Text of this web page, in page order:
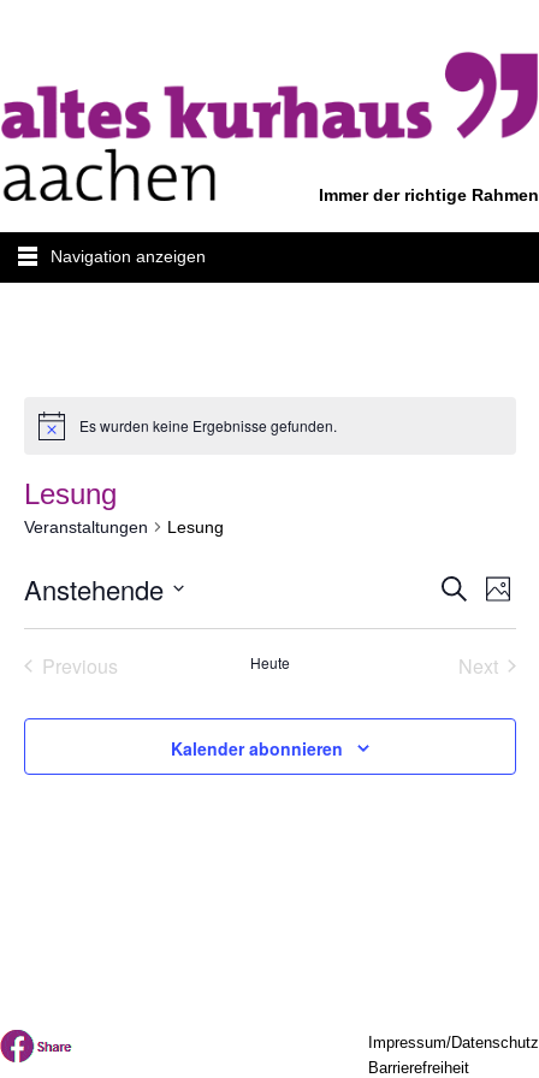
Immer der richtige Rahmen
Navigation anzeigen
Es wurden keine Ergebnisse gefunden.
Lesung
Veranstaltungen Lesung
Suche
und
Suche
Photo
Anstehende
Previous
Heute
Next
Kalender abonnieren
Impressum/Datenschutz
Barrierefreiheit